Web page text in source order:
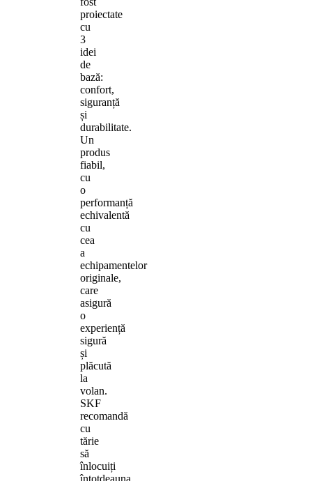
proiectate
cu
3
idei
de
bază:
confort,
siguranță
și
durabilitate.
Un
produs
fiabil,
cu
o
performanță
echivalentă
cu
cea
a
echipamentelor
originale,
care
asigură
o
experiență
sigură
și
plăcută
la
volan.
SKF
recomandă
cu
tărie
să
înlocuiți
întotdeauna